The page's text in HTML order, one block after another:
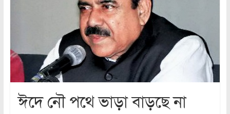
ঈদে নৌ পথে ভাড়া বাড়ছে না